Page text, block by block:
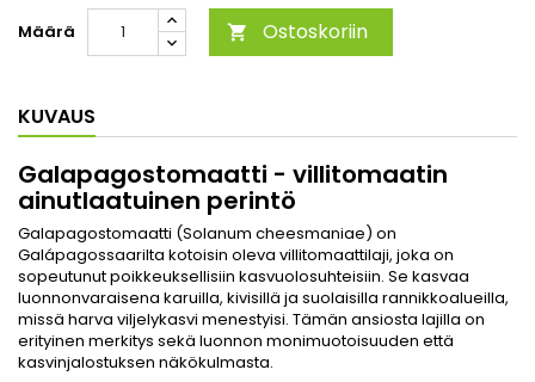
Määrä  Ostoskoriin
KUVAUS
Galapagostomaatti - villitomaatin
ainutlaatuinen perintö
Galapagostomaatti (Solanum cheesmaniae) on
Galápagossaarilta kotoisin oleva villitomaattilaji, joka on
sopeutunut poikkeuksellisiin kasvuolosuhteisiin. Se kasvaa
luonnonvaraisena karuilla, kivisillä ja suolaisilla rannikkoalueilla,
missä harva viljelykasvi menestyisi. Tämän ansiosta lajilla on
erityinen merkitys sekä luonnon monimuotoisuuden että
kasvinjalostuksen näkökulmasta.